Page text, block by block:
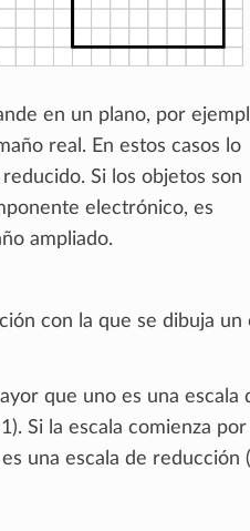
en un plano, por
real. En estos casos lo
Si los objetos son
electrónico, es
ampliado.
con la que se dibuja un
que uno es una escala
Si la escala comienza
una escala de reducción